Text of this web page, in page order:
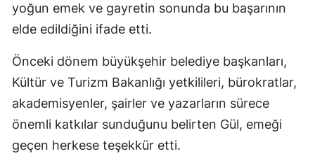
yoğun emek ve gayretin sonunda bu başarının
elde edildiğini ifade etti.
Önceki dönem büyükşehir belediye başkanları,
Kültür ve Turizm Bakanlığı yetkilileri, bürokratlar,
akademisyenler, şairler ve yazarların sürece
önemli katkılar sunduğunu belirten Gül, emeği
geçen herkese teşekkür etti.